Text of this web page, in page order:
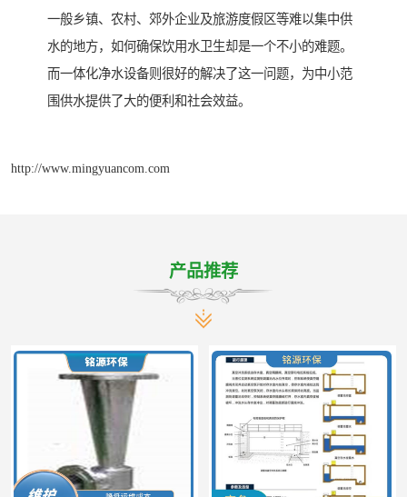
一般乡镇、农村、郊外企业及旅游度假区等难以集中供
水的地方，如何确保饮用水卫生却是一个不小的难题。
而一体化净水设备则很好的解决了这一问题，为中小范
围供水提供了大的便利和社会效益。
http://www.mingyuancom.com
产品推荐